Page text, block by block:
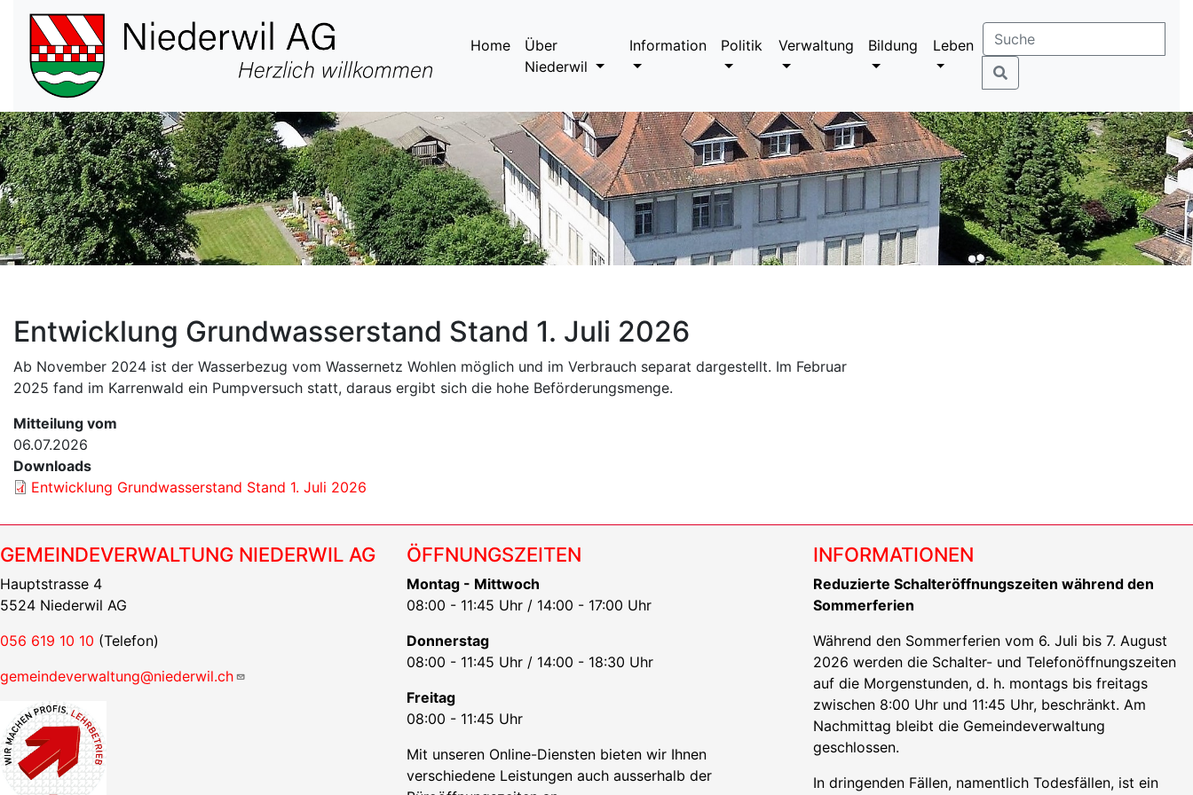
Hauptnavigation
Home
Über
Niederwil
Information Politik Verwaltung Bildung Leben
Entwicklung Grundwasserstand Stand 1. Juli 2026
Ab November 2024 ist der Wasserbezug vom Wassernetz Wohlen möglich und im Verbrauch separat dargestellt. Im Februar
2025 fand im Karrenwald ein Pumpversuch statt, daraus ergibt sich die hohe Beförderungsmenge.
Mitteilung vom
06.07.2026
Downloads
Entwicklung Grundwasserstand Stand 1. Juli 2026
GEMEINDEVERWALTUNG NIEDERWIL AG
Hauptstrasse 4
5524 Niederwil AG
056 619 10 10 (Telefon)
gemeindeverwaltung@niederwil.ch
ÖFFNUNGSZEITEN
Montag - Mittwoch
08:00 - 11:45 Uhr / 14:00 - 17:00 Uhr
Donnerstag
08:00 - 11:45 Uhr / 14:00 - 18:30 Uhr
Freitag
08:00 - 11:45 Uhr
Mit unseren Online-Diensten bieten wir Ihnen
verschiedene Leistungen auch ausserhalb der
INFORMATIONEN
Reduzierte Schalteröffnungszeiten während den
Sommerferien
Während den Sommerferien vom 6. Juli bis 7. August
2026 werden die Schalter- und Telefonöffnungszeiten
auf die Morgenstunden, d. h. montags bis freitags
zwischen 8:00 Uhr und 11:45 Uhr, beschränkt. Am
Nachmittag bleibt die Gemeindeverwaltung
geschlossen.
In dringenden Fällen, namentlich Todesfällen, ist ein